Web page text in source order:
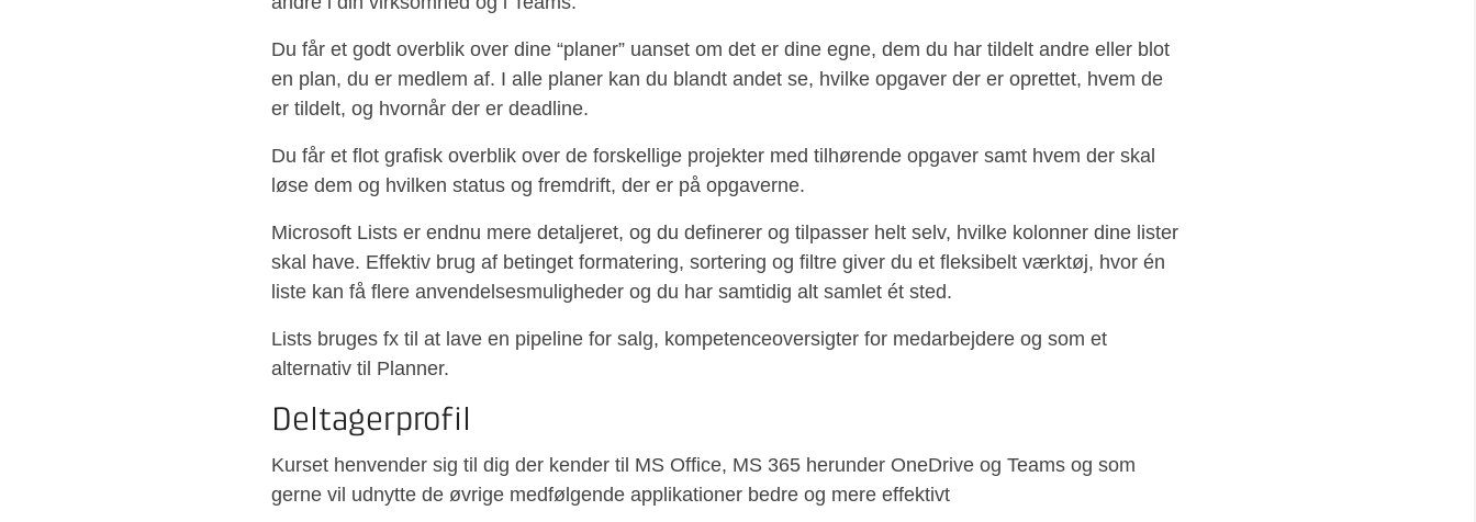
Du får et godt overblik over dine “planer” uanset om det er dine egne, dem du har tildelt andre eller blot
en plan, du er medlem af. I alle planer kan du blandt andet se, hvilke opgaver der er oprettet, hvem de
er tildelt, og hvornår der er deadline.
Du får et flot grafisk overblik over de forskellige projekter med tilhørende opgaver samt hvem der skal
løse dem og hvilken status og fremdrift, der er på opgaverne.
Microsoft Lists er endnu mere detaljeret, og du definerer og tilpasser helt selv, hvilke kolonner dine lister
skal have. Effektiv brug af betinget formatering, sortering og filtre giver du et fleksibelt værktøj, hvor én
liste kan få flere anvendelsesmuligheder og du har samtidig alt samlet ét sted.
Lists bruges fx til at lave en pipeline for salg, kompetenceoversigter for medarbejdere og som et
alternativ til Planner.
Deltagerprofil
Kurset henvender sig til dig der kender til MS Office, MS 365 herunder OneDrive og Teams og som
gerne vil udnytte de øvrige medfølgende applikationer bedre og mere effektivt